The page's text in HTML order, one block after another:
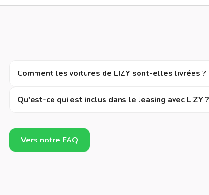
Comment les voitures de LIZY sont-elles livrées ?
Qu'est-ce qui est inclus dans le leasing avec LIZY ?
Vers notre FAQ